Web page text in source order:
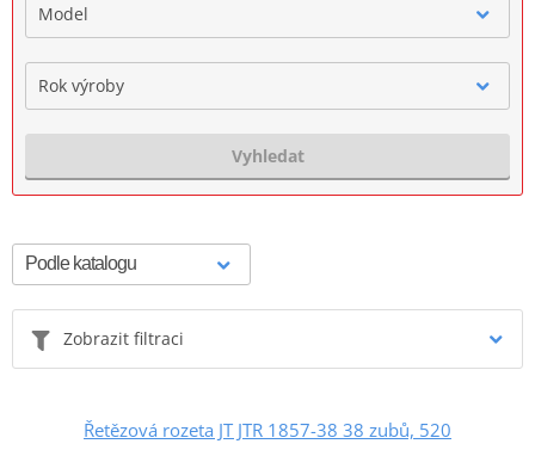
Model
Rok výroby
Vyhledat
Zobrazit filtraci
Řetězová rozeta JT JTR 1857-38 38 zubů, 520